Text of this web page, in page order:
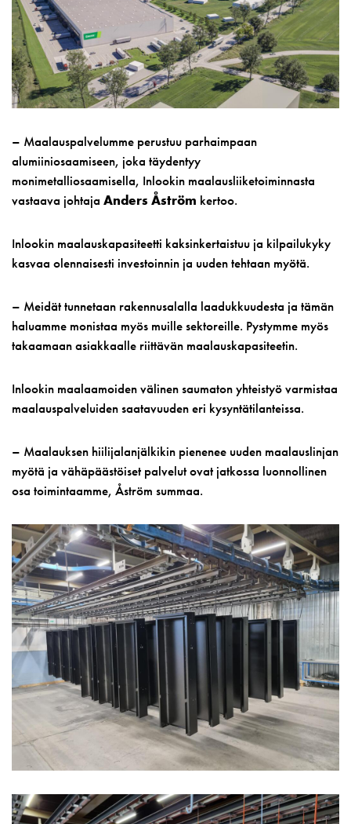
– Maalauspalvelumme perustuu parhaimpaan
alumiiniosaamiseen, joka täydentyy
monimetalliosaamisella, Inlookin maalausliiketoiminnasta
vastaava johtaja Anders Åström kertoo.
Inlookin maalauskapasiteetti kaksinkertaistuu ja kilpailukyky
kasvaa olennaisesti investoinnin ja uuden tehtaan myötä.
– Meidät tunnetaan rakennusalalla laadukkuudesta ja tämän
haluamme monistaa myös muille sektoreille. Pystymme myös
takaamaan asiakkaalle riittävän maalauskapasiteetin.
Inlookin maalaamoiden välinen saumaton yhteistyö varmistaa
maalauspalveluiden saatavuuden eri kysyntätilanteissa.
– Maalauksen hiilijalanjälkikin pienenee uuden maalauslinjan
myötä ja vähäpäästöiset palvelut ovat jatkossa luonnollinen
osa toimintaamme, Åström summaa.